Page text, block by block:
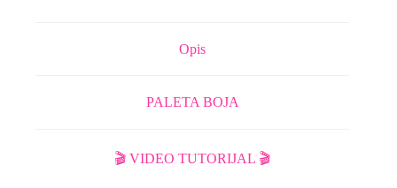
Opis
PALETA BOJA
🎬 VIDEO TUTORIJAL 🎬